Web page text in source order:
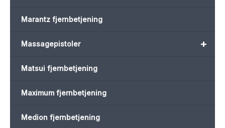
Marantz fjernbetjening
+
Massagepistoler
Matsui fjernbetjening
Maximum fjernbetjening
Medion fjernbetjening